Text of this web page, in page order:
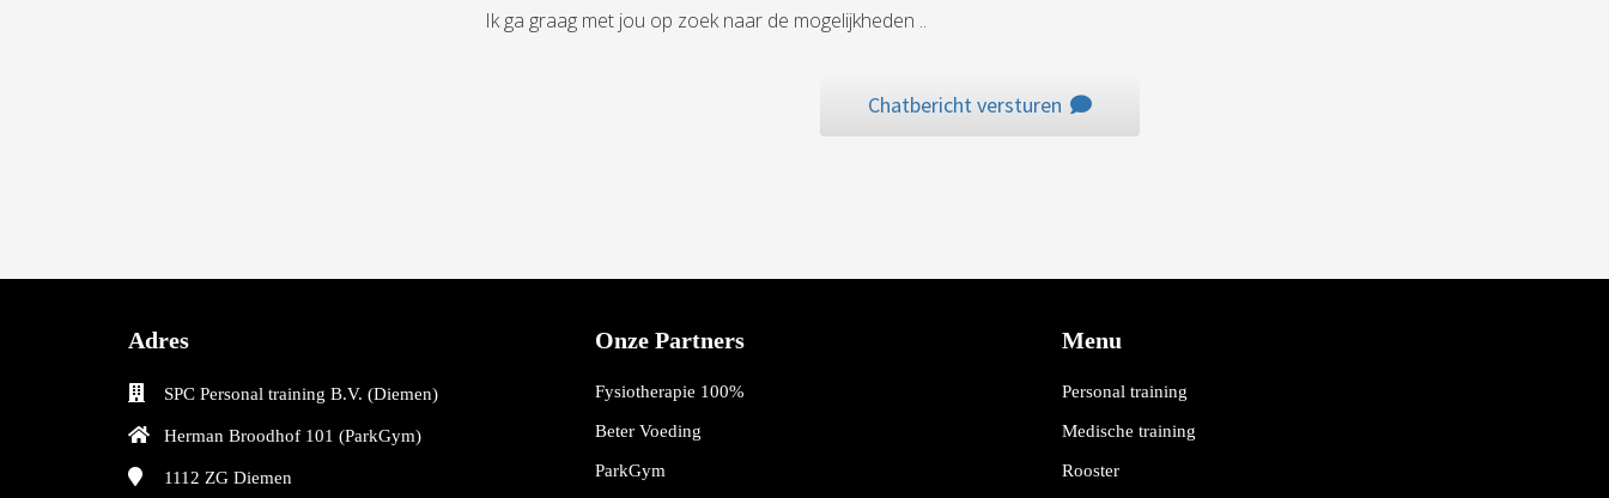
Ik ga graag met jou op zoek naar de mogelijkheden ..
Chatbericht versturen
Adres
SPC Personal training B.V. (Diemen)
Herman Broodhof 101 (ParkGym)
1112 ZG Diemen
Onze Partners
Fysiotherapie 100%
Beter Voeding
ParkGym
Menu
Personal training
Medische training
Rooster